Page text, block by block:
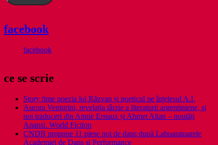
facebook
facebook
ce se scrie
Story time poezia lui Răzvan și poeticul pe înțelesul A.I.
Aurora Venturini, revelația târzie a literaturii argentiniene, și
noi traduceri din Annie Ernaux și Ahmet Altan – noutăți
Anansi. World Fiction
CNDB propune 11 piese noi de dans după Laboaratoarele
Academiei de Dans și Performance